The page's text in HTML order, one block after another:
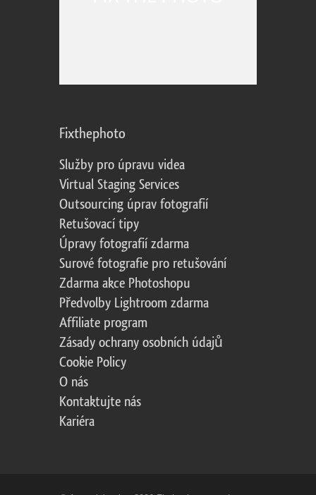
Fixthephoto
Služby pro úpravu videa
Virtual Staging Services
Outsourcing úprav fotografií
Retušovací tipy
Úpravy fotografií zdarma
Surové fotografie pro retušování
Zdarma akce Photoshopu
Předvolby Lightroom zdarma
Affiliate program
Zásady ochrany osobních údajů
Cookie Policy
O nás
Kontaktujte nás
Kariéra